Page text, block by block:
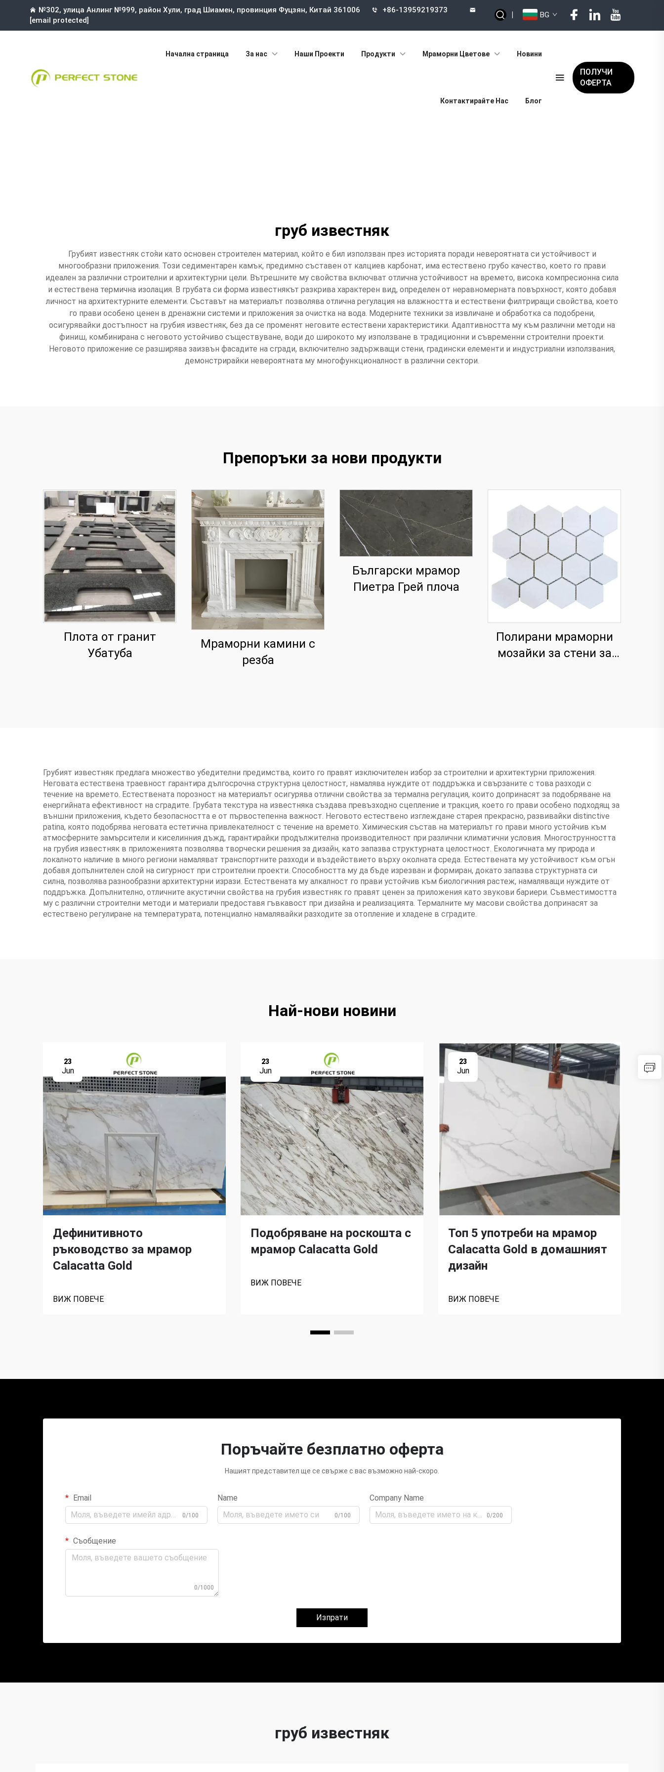
№302, улица Анлинг №999, район Хули, град Шиамен, провинция Фуцзян, Китай 361006
+86-13959219373
[email protected]
| BG
Начална страница За нас Наши Проекти Продукти Мраморни Цветове Новини
Контактирайте Нас Блог
ПОЛУЧИ
ОФЕРТА
груб известняк
Грубият известняк стоя̀и като основен строителен материал, който е бил използван през историята поради невероятната си устойчивост и
многообразни приложения. Този седиментарен камък, предимно съставен от калциев карбонат, има естествено грубо качество, което го прави
идеален за различни строителни и архитектурни цели. Вътрешните му свойства включват отлична устойчивост на времето, висока компресионна сила
и естествена термична изолация. В грубата си форма известнякът разкрива характерен вид, определен от неравномерната повърхност, която добавя
личност на архитектурните елементи. Съставът на материалът позволява отлична регулация на влажността и естествени филтриращи свойства, което
го прави особено ценен в дренажни системи и приложения за очистка на вода. Модерните техники за извличане и обработка са подобрени,
осигурявайки достъпност на грубия известняк, без да се променят неговите естествени характеристики. Адаптивността му към различни методи на
финиш, комбинирана с неговото устойчиво съществуване, води до широкото му използване в традиционни и съвременни строителни проекти.
Неговото приложение се разширява заизвън фасадите на сгради, включително задържващи стени, градински елементи и индустриални използвания,
демонстрирайки невероятната му многофункционалност в различни сектори.
Препоръки за нови продукти
Плота от гранит
Убатуба
Мраморни камини с
резба
Български мрамор
Пиетра Грей плоча
Полирани мраморни
мозайки за стени за
Грубият известняк предлага множество убедителни предимства, които го правят изключителен избор за строителни и архитектурни приложения.
Неговата естествена траевност гарантира дългосрочна структурна целостност, намалява нуждите от поддръжка и свързаните с това разходи с
течение на времето. Естествената порозност на материалът осигурява отлични свойства за термална регулация, които допринасят за подобряване на
енергийната ефективност на сградите. Грубата текстура на известняка създава превъзходно сцепление и тракция, което го прави особено подходящ за
външни приложения, където безопасността е от първостепенна важност. Неговото естествено изглеждане старея прекрасно, развивайки distinctive
patina, която подобрява неговата естетична привлекателност с течение на времето. Химическия състав на материалът го прави много устойчив към
атмосферните замърсители и киселинния дъжд, гарантирайки продължителна производителност при различни климатични условия. Многострунността
на грубия известняк в приложенията позволява творчески решения за дизайн, като запазва структурната целостност. Екологичната му природа и
локалното наличие в много региони намаляват транспортните разходи и въздействието върху околната среда. Естествената му устойчивост към огън
добавя допълнителен слой на сигурност при строителни проекти. Способността му да бъде изрезван и формиран, докато запазва структурната си
силна, позволява разнообразни архитектурни изрази. Естествената му алкалност го прави устойчив към биологичния растеж, намаляващи нуждите от
поддръжка. Допълнително, отличните акустични свойства на грубия известняк го правят ценен за приложения като звукови бариери. Съвместимостта
му с различни строителни методи и материали предоставя гъвкавост при дизайна и реализацията. Термалните му масови свойства допринасят за
естествено регулиране на температурата, потенциално намалявайки разходите за отопление и хладене в сградите.
Най-нови новини
23
Jun
Дефинитивното
ръководство за мрамор
Calacatta Gold
ВИЖ ПОВЕЧЕ
23
Jun
Подобряване на роскошта с
мрамор Calacatta Gold
ВИЖ ПОВЕЧЕ
23
Jun
Топ 5 употреби на мрамор
Calacatta Gold в домашният
дизайн
ВИЖ ПОВЕЧЕ
Поръчайте безплатно оферта
Нашият представител ще се свърже с вас възможно най-скоро.
Email
0/100
Name
0/100
Company Name
0/200
Съобщение
0/1000
Изпрати
груб известняк